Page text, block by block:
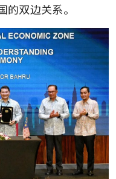
的双边关系。